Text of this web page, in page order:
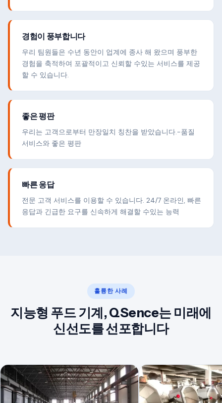
경험이 풍부합니다
우리 팀원들은 수년 동안이 업계에 종사 해 왔으며 풍부한
경험을 축적하여 포괄적이고 신뢰할 수있는 서비스를 제공
할 수 있습니다.
좋은 평판
우리는 고객으로부터 만장일치 칭찬을 받았습니다.-품질
서비스와 좋은 평판
빠른 응답
전문 고객 서비스를 이용할 수 있습니다. 24/7 온라인, 빠른
응답과 긴급한 요구를 신속하게 해결할 수있는 능력
훌륭한 사례
지능형 푸드 기계, QSence는 미래에
신선도를 선포합니다